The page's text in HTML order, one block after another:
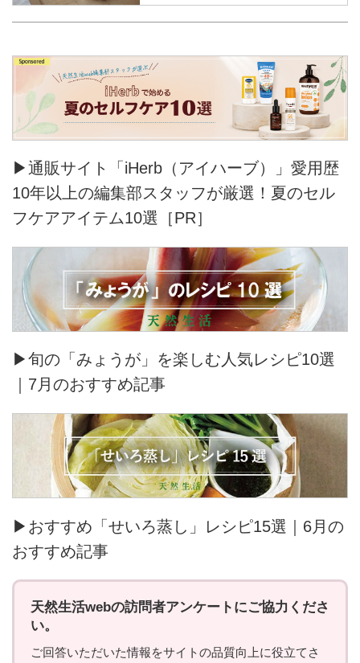
▶通販サイト「iHerb（アイハーブ）」愛用歴
10年以上の編集部スタッフが厳選！夏のセル
フケアアイテム10選［PR］
▶旬の「みょうが」を楽しむ人気レシピ10選
｜7月のおすすめ記事
▶おすすめ「せいろ蒸し」レシピ15選｜6月の
おすすめ記事